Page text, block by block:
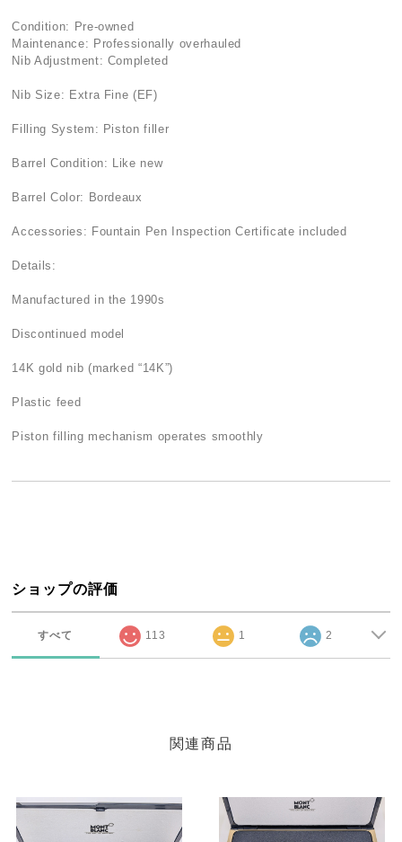
Condition: Pre-owned
Maintenance: Professionally overhauled
Nib Adjustment: Completed
Nib Size: Extra Fine (EF)
Filling System: Piston filler
Barrel Condition: Like new
Barrel Color: Bordeaux
Accessories: Fountain Pen Inspection Certificate included
Details:
Manufactured in the 1990s
Discontinued model
14K gold nib (marked “14K”)
Plastic feed
Piston filling mechanism operates smoothly
ショップの評価
すべて 113 1 2
関連商品